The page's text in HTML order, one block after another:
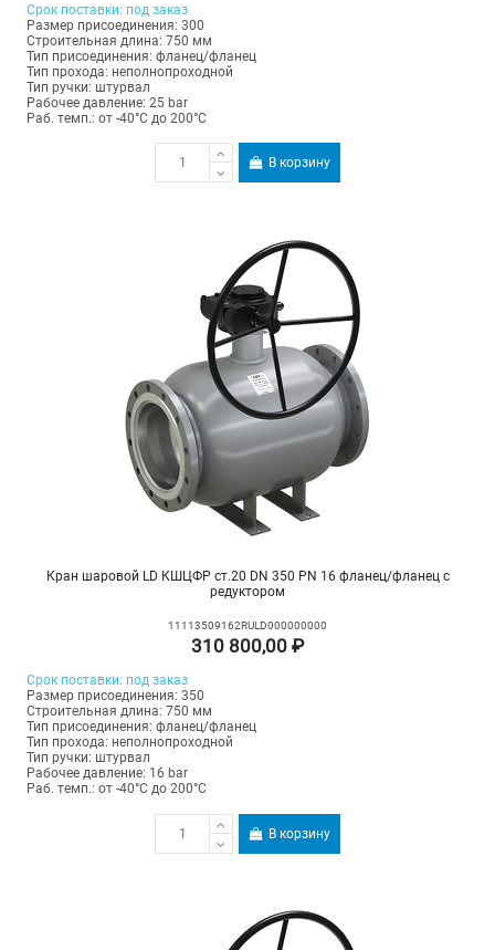
Срок поставки: под заказ
Размер присоединения: 300
Строительная длина: 750 мм
Тип присоединения: фланец/фланец
Тип прохода: неполнопроходной
Тип ручки: штурвал
Рабочее давление: 25 bar
Раб. темп.: от -40°C до 200°C
В корзину
Кран шаровой LD КШЦФР ст.20 DN 350 PN 16 фланец/фланец с
редуктором
11113509162RULD000000000
310 800,00 ₽
Срок поставки: под заказ
Размер присоединения: 350
Строительная длина: 750 мм
Тип присоединения: фланец/фланец
Тип прохода: неполнопроходной
Тип ручки: штурвал
Рабочее давление: 16 bar
Раб. темп.: от -40°C до 200°C
В корзину